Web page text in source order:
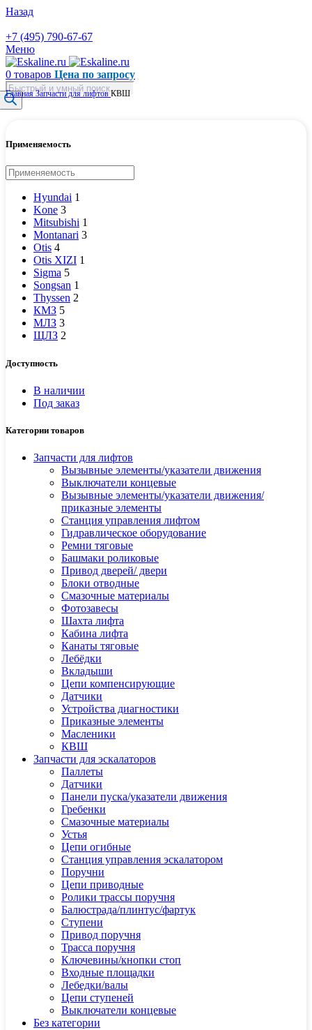
Назад
+7 (495) 790-67-67
Меню
0 товаров Цена по запросу
Поиск
товаров
ГлавнаяЗапчасти для лифтовКВШ
Применяемость
Hyundai 1
Kone 3
Mitsubishi 1
Montanari 3
Otis 4
Otis XIZI 1
Sigma 5
Songsan 1
Thyssen 2
КМЗ 5
МЛЗ 3
ЩЛЗ 2
Доступность
В наличии
Под заказ
Категории товаров
Запчасти для лифтов
Вызывные элементы/указатели движения
Выключатели концевые
Вызывные элементы/указатели движения/
приказные элементы
Станция управления лифтом
Гидравлическое оборудование
Ремни тяговые
Башмаки роликовые
Привод дверей/ двери
Блоки отводные
Смазочные материалы
Фотозавесы
Шахта лифта
Кабина лифта
Канаты тяговые
Лебёдки
Вкладыши
Цепи компенсирующие
Датчики
Устройства диагностики
Приказные элементы
Масленики
КВШ
Запчасти для эскалаторов
Паллеты
Датчики
Панели пуска/указатели движения
Гребенки
Смазочные материалы
Устья
Цепи огибные
Станция управления эскалатором
Поручни
Цепи приводные
Ролики трассы поручня
Балюстрада/плинтус/фартук
Ступени
Привод поручня
Трасса поручня
Ключевины/кнопки стоп
Входные площадки
Лебедки/валы
Цепи ступеней
Выключатели концевые
Без категории